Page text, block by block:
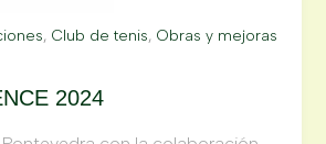
, Club de tenis, Obras y mejoras
2024